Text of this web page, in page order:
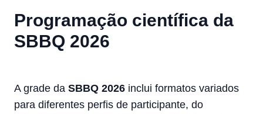
Programação científica da
SBBQ 2026
A grade da SBBQ 2026 inclui formatos variados
para diferentes perfis de participante, do